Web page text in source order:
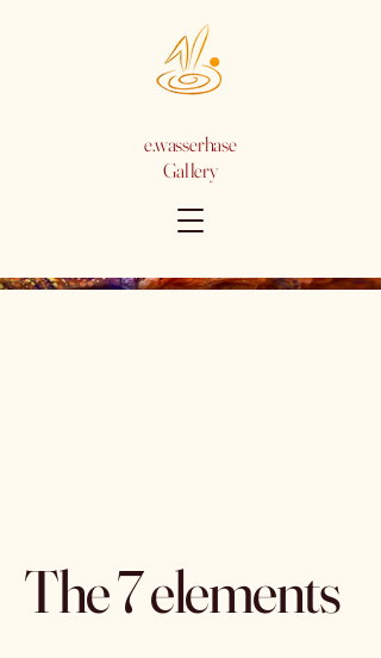
e.wasserhase
Gallery
The 7 elements